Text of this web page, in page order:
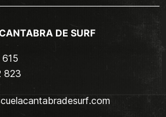
DE SURF
823